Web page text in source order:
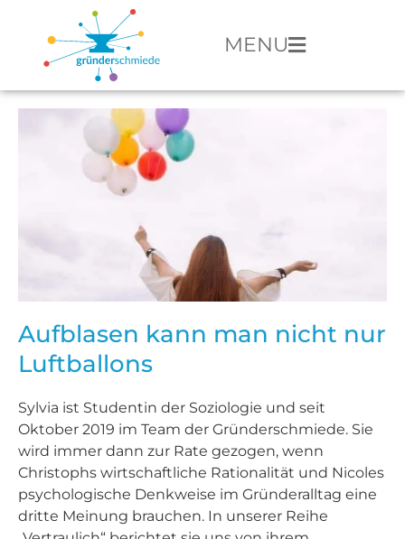
MENU
Aufblasen kann man nicht nur
Luftballons
Sylvia ist Studentin der Soziologie und seit
Oktober 2019 im Team der Gründerschmiede. Sie
wird immer dann zur Rate gezogen, wenn
Christophs wirtschaftliche Rationalität und Nicoles
psychologische Denkweise im Gründeralltag eine
dritte Meinung brauchen. In unserer Reihe